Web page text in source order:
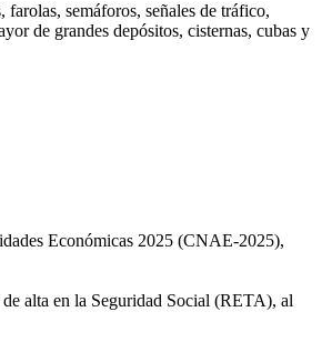
semáforos, señales de tráfico,
de grandes depósitos, cisternas, cubas y
Económicas 2025 (CNAE-2025),
alta en la Seguridad Social (RETA), al